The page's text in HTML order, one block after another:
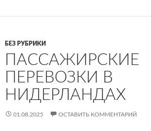
БЕЗ РУБРИКИ
ПАССАЖИРСКИЕ
ПЕРЕВОЗКИ В
НИДЕРЛАНДАХ
01.08.2025 ОСТАВИТЬ КОММЕНТАРИЙ